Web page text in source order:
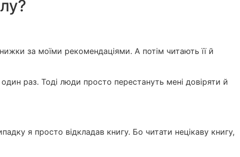
за моїми рекомендаціями. А потім читають її й
раз. Тоді люди просто перестануть мені довіряти й
я просто відкладав книгу. Бо читати нецікаву книгу,